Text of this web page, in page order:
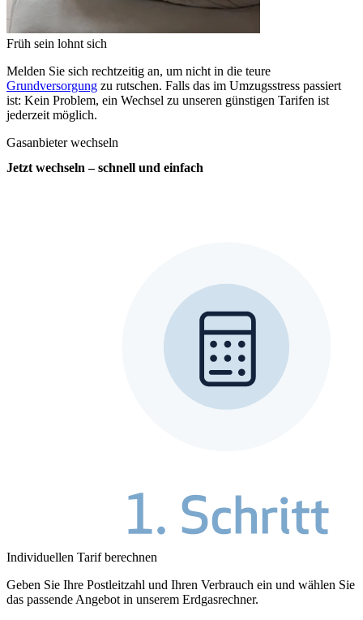
Früh sein lohnt sich
Melden Sie sich rechtzeitig an, um nicht in die teure
Grundversorgung zu rutschen. Falls das im Umzugsstress passiert
ist: Kein Problem, ein Wechsel zu unseren günstigen Tarifen ist
jederzeit möglich.
Gasanbieter wechseln
Jetzt wechseln – schnell und einfach
Individuellen Tarif berechnen
Geben Sie Ihre Postleitzahl und Ihren Verbrauch ein und wählen Sie
das passende Angebot in unserem Erdgasrechner.